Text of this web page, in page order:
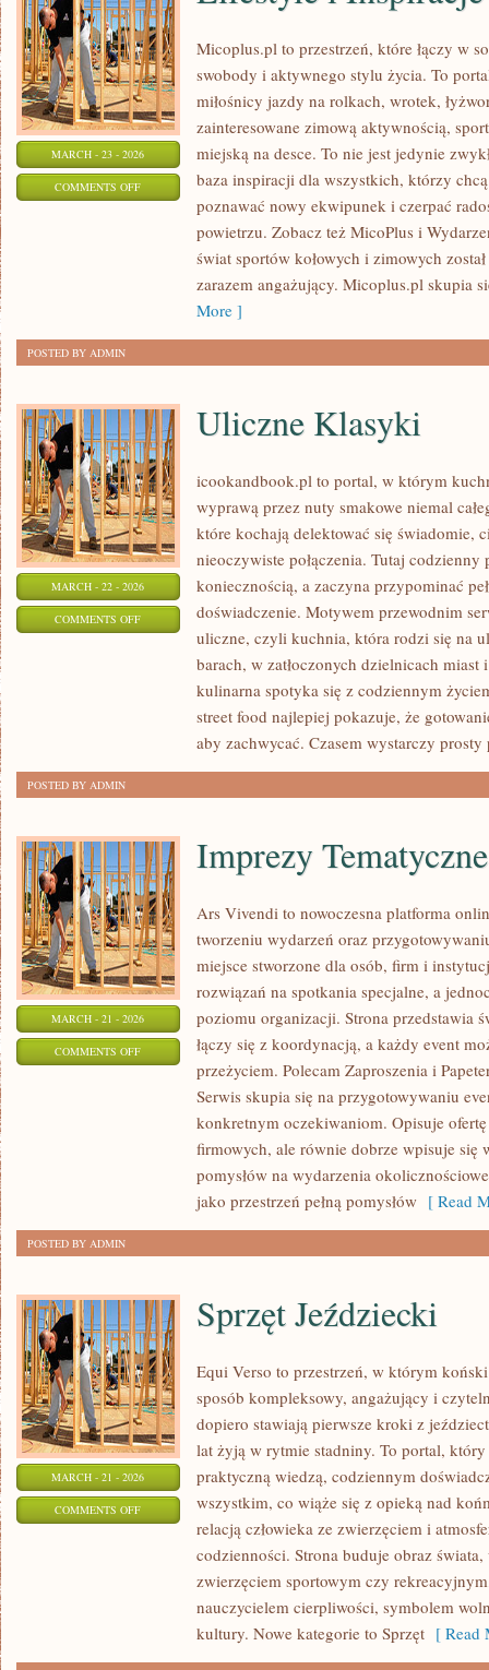
MARCH - 23 - 2026
COMMENTS OFFON
LIFESTYLE
INSPIRACJE
Micoplus.pl to przestrzeń, które łączy w
swobody i aktywnego stylu życia. To
miłośnicy jazdy na rolkach, wrotek,
zainteresowane zimową aktywnością,
miejską na desce. To nie jest jedynie
baza inspiracji dla wszystkich, którzy
poznawać nowy ekwipunek i czerpać
powietrzu. Zobacz też MicoPlus i
świat sportów kołowych i zimowych
zarazem angażujący. Micoplus.pl skupia
More ]
POSTED BY ADMIN
MARCH - 22 - 2026
COMMENTS OFFON
Uliczne Klasyki
icookandbook.pl to portal, w którym
wyprawą przez nuty smakowe niemal
które kochają delektować się świadomie,
nieoczywiste połączenia. Tutaj codzienny
koniecznością, a zaczyna przypominać
doświadczenie. Motywem przewodnim
uliczne, czyli kuchnia, która rodzi się na
barach, w zatłoczonych dzielnicach
kulinarna spotyka się z codziennym
street food najlepiej pokazuje, że
aby zachwycać. Czasem wystarczy
POSTED BY ADMIN
MARCH - 21 - 2026
COMMENTS OFFON
TEMATYCZNE
Imprezy Tematyczne
Ars Vivendi to nowoczesna platforma
tworzeniu wydarzeń oraz
miejsce stworzone dla osób, firm i
rozwiązań na spotkania specjalne, a
poziomu organizacji. Strona przedstawia
łączy się z koordynacją, a każdy event
przeżyciem. Polecam Zaproszenia i
Serwis skupia się na przygotowywaniu
konkretnym oczekiwaniom. Opisuje
firmowych, ale równie dobrze wpisuje się
pomysłów na wydarzenia
jako przestrzeń pełną pomysłów [ Read
POSTED BY ADMIN
MARCH - 21 - 2026
COMMENTS OFFON
JEŹDZIECKI
Sprzęt Jeździecki
Equi Verso to przestrzeń, w którym
sposób kompleksowy, angażujący i
dopiero stawiają pierwsze kroki z
lat żyją w rytmie stadniny. To portal, który
praktyczną wiedzą, codziennym
wszystkim, co wiąże się z opieką nad
relacją człowieka ze zwierzęciem i
codzienności. Strona buduje obraz
zwierzęciem sportowym czy
nauczycielem cierpliwości, symbolem
kultury. Nowe kategorie to Sprzęt [ Read